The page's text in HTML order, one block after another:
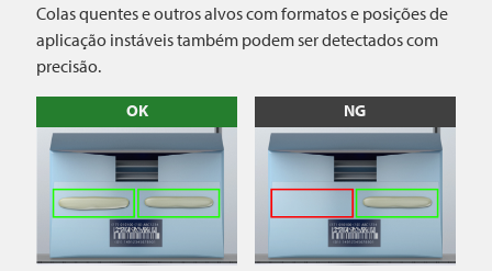
Colas quentes e outros alvos com formatos e posições de
aplicação instáveis também podem ser detectados com
precisão.
OK NG